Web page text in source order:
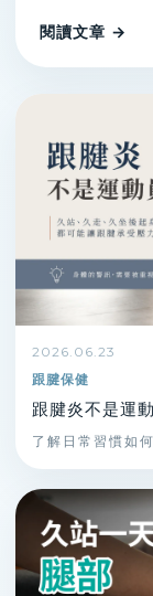
閱讀文章 →
2026.06.23
跟腱保健
跟腱炎不是運
了解日常習慣如